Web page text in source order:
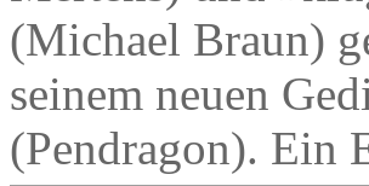
(Michael Braun)
seinem neuen
(Pendragon). Ein